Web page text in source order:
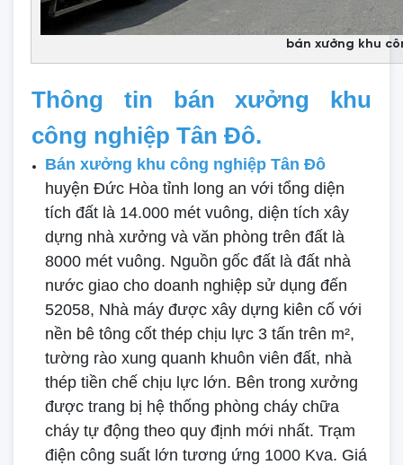
bán xưởng khu
Thông tin bán xưởng khu
công nghiệp Tân Đô.
Bán xưởng khu công nghiệp Tân Đô
huyện Đức Hòa tỉnh long an với tổng diện
tích đất là 14.000 mét vuông, diện tích xây
dựng nhà xưởng và văn phòng trên đất là
8000 mét vuông. Nguồn gốc đất là đất nhà
nước giao cho doanh nghiệp sử dụng đến
52058, Nhà máy được xây dựng kiên cố với
nền bê tông cốt thép chịu lực 3 tấn trên m²,
tường rào xung quanh khuôn viên đất, nhà
thép tiền chế chịu lực lớn. Bên trong xưởng
được trang bị hệ thống phòng cháy chữa
cháy tự động theo quy định mới nhất. Trạm
điện công suất lớn tương ứng 1000 Kva. Giá